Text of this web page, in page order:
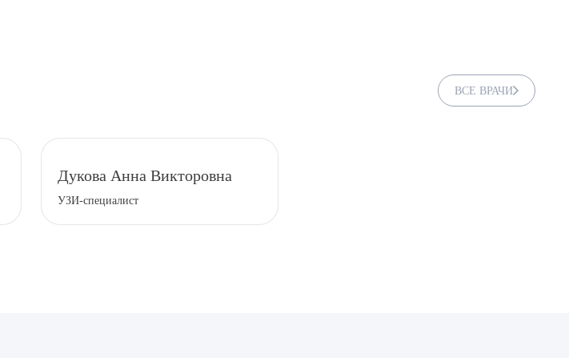
ВСЕ ВРАЧИ
Дукова Анна Викторовна
УЗИ-специалист